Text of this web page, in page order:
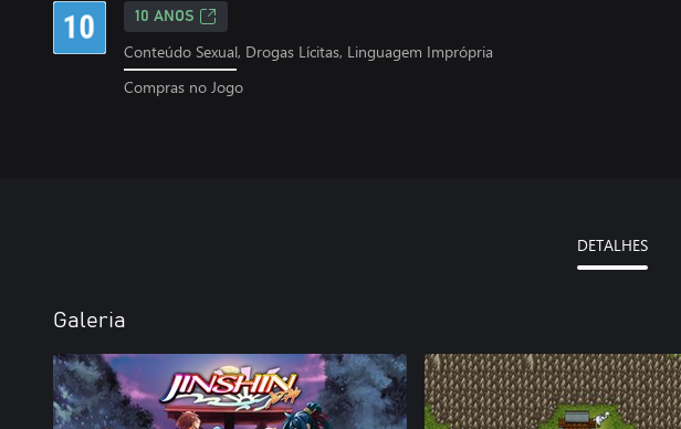
10 ANOS
Conteúdo Sexual, Drogas Lícitas, Linguagem Imprópria
Compras no Jogo
DETALHES
Galeria